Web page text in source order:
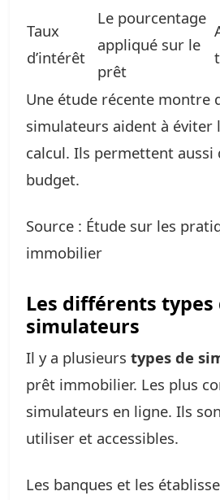
Taux
d’intérêt
Le pourcentage
appliqué sur le
prêt
Une étude récente montre
simulateurs aident à éviter
calcul. Ils permettent aussi
budget.
Source : Étude sur les
immobilier
Les différents types
simulateurs
Il y a plusieurs types de
prêt immobilier. Les plus
simulateurs en ligne. Ils
utiliser et accessibles.
Les banques et les